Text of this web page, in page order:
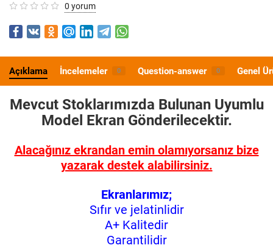
0 yorum
Açıklama İncelemeler 0 Question-answer 0 Genel
Mevcut Stoklarımızda Bulunan Uyumlu
Model Ekran Gönderilecektir.
Alacağınız ekrandan emin olamıyorsanız bize
yazarak destek alabilirsiniz.
Ekranlarımız;
Sıfır ve jelatinlidir
A+ Kalitedir
Garantilidir